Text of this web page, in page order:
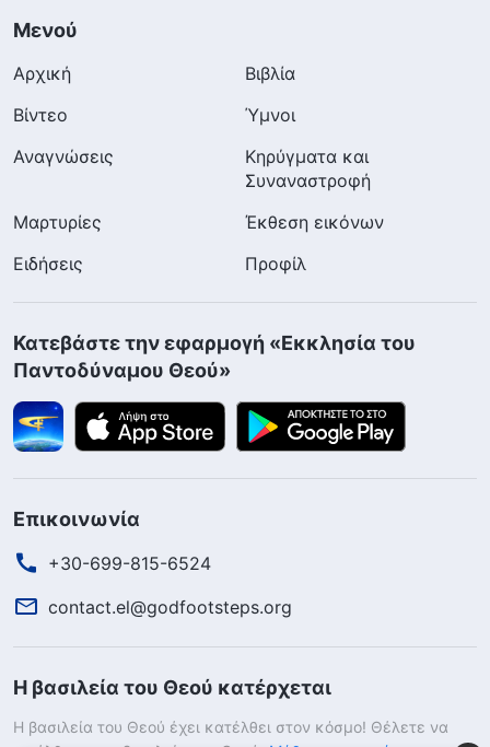
Μενού
Αρχική
Βιβλία
Βίντεο
Ύμνοι
Αναγνώσεις
Κηρύγματα και
Συναναστροφή
Μαρτυρίες
Έκθεση εικόνων
Ειδήσεις
Προφίλ
Κατεβάστε την εφαρμογή «Εκκλησία του
Παντοδύναμου Θεού»
Επικοινωνία
+30-699-815-6524
contact.el@godfootsteps.org
Η βασιλεία του Θεού κατέρχεται
Η βασιλεία του Θεού έχει κατέλθει στον κόσμο! Θέλετε να